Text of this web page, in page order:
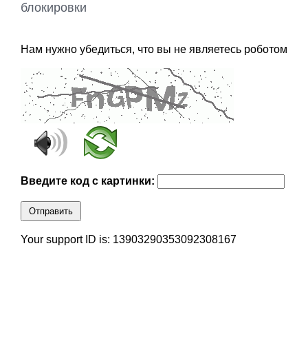
блокировки
Нам нужно убедиться, что вы не являетесь роботом
Введите код с картинки:
Отправить
Your support ID is: 13903290353092308167